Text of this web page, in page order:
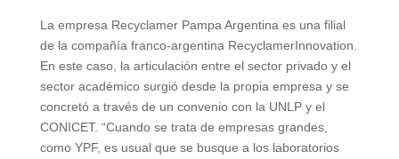
La empresa Recyclamer Pampa Argentina es una filial
de la compañía franco-argentina RecyclamerInnovation.
En este caso, la articulación entre el sector privado y el
sector académico surgió desde la propia empresa y se
concretó a través de un convenio con la UNLP y el
CONICET. “Cuando se trata de empresas grandes,
como YPF, es usual que se busque a los laboratorios